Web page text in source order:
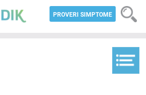
PROVERI SIMPTOME